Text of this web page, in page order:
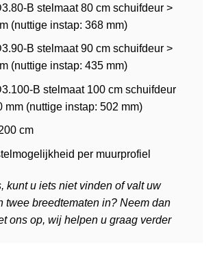
B stelmaat 80 cm schuifdeur >
(nuttige instap: 368 mm)
B stelmaat 90 cm schuifdeur >
(nuttige instap: 435 mm)
B stelmaat 100 cm schuifdeur
mm (nuttige instap: 502 mm)
cm
per muurprofiel
kunt u iets niet vinden of valt uw
twee breedtematen in? Neem dan
ons op, wij helpen u graag verder